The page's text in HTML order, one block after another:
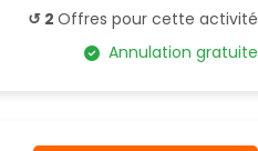
↺ 2 Offres pour cette activité
Annulation gratuite